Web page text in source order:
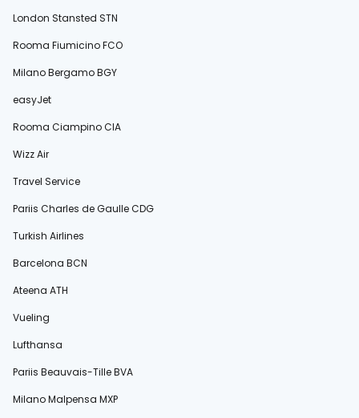
London Stansted STN
Rooma Fiumicino FCO
Milano Bergamo BGY
easyJet
Rooma Ciampino CIA
Wizz Air
Travel Service
Pariis Charles de Gaulle CDG
Turkish Airlines
Barcelona BCN
Ateena ATH
Vueling
Lufthansa
Pariis Beauvais-Tille BVA
Milano Malpensa MXP